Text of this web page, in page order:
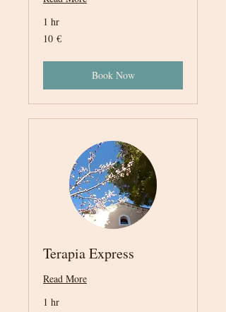
1 hr
10
euros
10 €
Book Now
Terapia Express
Read More
1 hr